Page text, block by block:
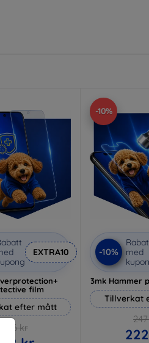
EXTRA10
film
efter mått
236 kr
-10%
-10%
med
3mk Hammer
Tillverkat